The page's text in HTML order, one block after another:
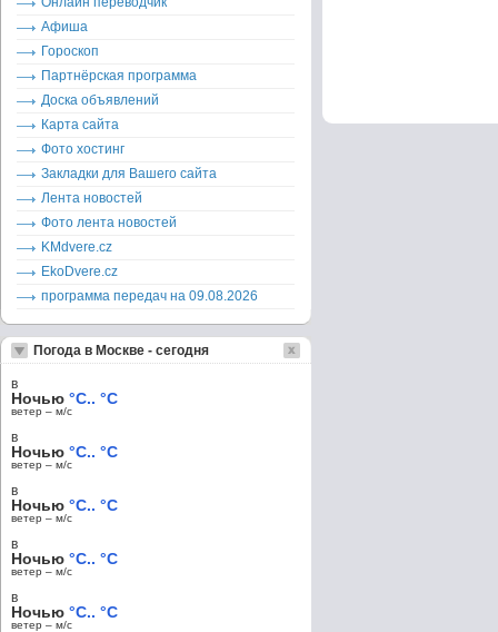
Афиша
Гороскоп
Партнёрская программа
Доска объявлений
Карта сайта
Фото хостинг
Закладки для Вашего сайта
Лента новостей
Фото лента новостей
KMdvere.cz
EkoDvere.cz
программа передач на 09.08.2026
Погода в Москве - сегодня
в
Ночью °C.. °C
ветер – м/c
в
Ночью °C.. °C
ветер – м/c
в
Ночью °C.. °C
ветер – м/c
в
Ночью °C.. °C
ветер – м/c
в
Ночью °C.. °C
ветер – м/c